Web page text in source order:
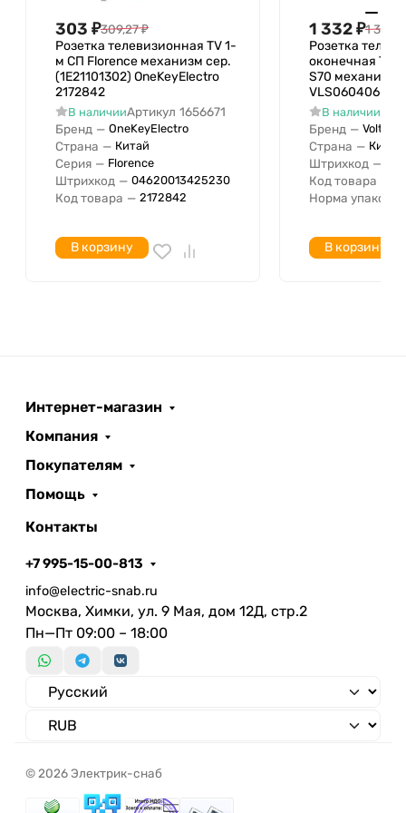
Опорное, несущее кольцо
Тип поверхности
Количество модулей (модульная
система)
303 ₽309,27₽
Розетка телевизионная TV 1-
м СП Florence механизм сер.
(1E21101302) OneKeyElectro
2172842
В наличииАртикул 1656671
Бренд — OneKeyElectro
Страна — Китай
Серия — Florence
Штрихкод — 04620013425230
Код товара — 2172842
В корзину
1 332₽1
Розетка
оконечная TV
S70 механизм
VLS060406
В наличии
Бренд — Voltum
Страна — Китай
Штрихкод —
Код товара
Норма упаковки
В корзину
Интернет-магазин
Компания
Покупателям
Помощь
Контакты
+7 995-15-00-813
info@electric-snab.ru
Москва, Химки, ул. 9 Мая, дом 12Д, стр.2
Пн—Пт 09:00 – 18:00
© 2026 Электрик-снаб